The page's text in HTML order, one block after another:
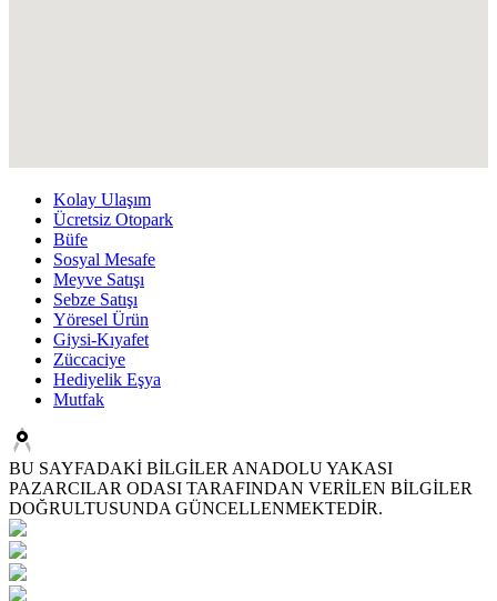
Kolay Ulaşım
Ücretsiz Otopark
Büfe
Sosyal Mesafe
Meyve Satışı
Sebze Satışı
Yöresel Ürün
Giysi-Kıyafet
Züccaciye
Hediyelik Eşya
Mutfak
BU SAYFADAKİ BİLGİLER ANADOLU YAKASI
PAZARCILAR ODASI TARAFINDAN VERİLEN BİLGİLER
DOĞRULTUSUNDA GÜNCELLENMEKTEDİR.